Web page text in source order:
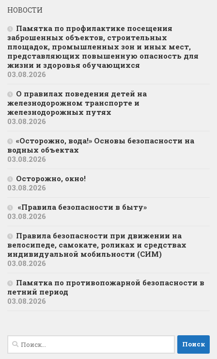
НОВОСТИ
Памятка по профилактике посещения
заброшенных объектов, строительных
площадок, промышленных зон и иных мест,
представляющих повышенную опасность для
жизни и здоровья обучающихся
03.08.2026
О правилах поведения детей на
железнодорожном транспорте и
железнодорожных путях
03.08.2026
«Осторожно, вода!» Основы безопасности на
водных объектах
03.08.2026
Осторожно, окно!
03.08.2026
«Правила безопасности в быту»
03.08.2026
Правила безопасности при движении на
велосипеде, самокате, роликах и средствах
индивидуальной мобильности (СИМ)
03.08.2026
Памятка по противопожарной безопасности в
летний период
03.08.2026
Найти: